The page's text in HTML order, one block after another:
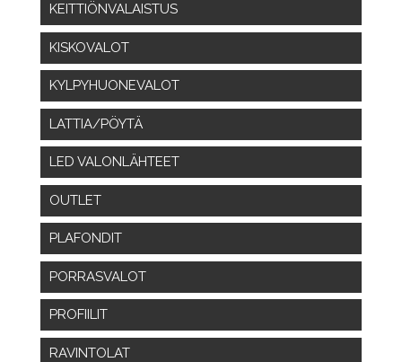
KEITTIÖNVALAISTUS
KISKOVALOT
KYLPYHUONEVALOT
LATTIA/PÖYTÄ
LED VALONLÄHTEET
OUTLET
PLAFONDIT
PORRASVALOT
PROFIILIT
RAVINTOLAT